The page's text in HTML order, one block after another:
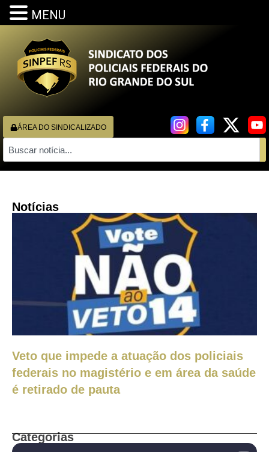
ÁREA DO SINDICALIZADO
Notícias
Veto que impede a atuação dos policiais
federais no magistério e em área da saúde
é retirado de pauta
Categorias
MENU